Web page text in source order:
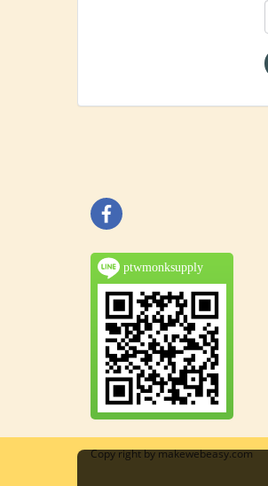
ptwmonksupply
Copy right by makewebeasy.com